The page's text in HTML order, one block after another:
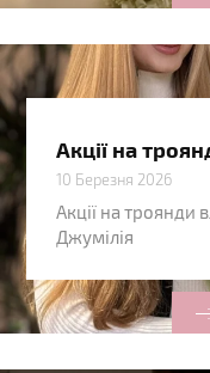
Акції на
10 Березня 2026
Акції на троянди
Джумілія